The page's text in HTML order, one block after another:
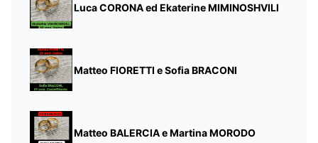
Luca CORONA ed Ekaterine MIMINOSHVILI
Matteo FIORETTI e Sofia BRACONI
Matteo BALERCIA e Martina MORODO